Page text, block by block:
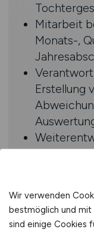
Mitarbeit
Monats-,
Erstellung
Profil
Wir verwenden
bestmöglich und mit
sind einige Cookies